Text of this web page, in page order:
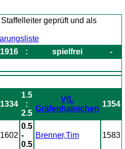
1916 : spielfrei -
1334
1.5
:
2.5
VfL
Gräfenhainichen
1354
1602
0.5
-
0.5
Brenner,Tim 1583